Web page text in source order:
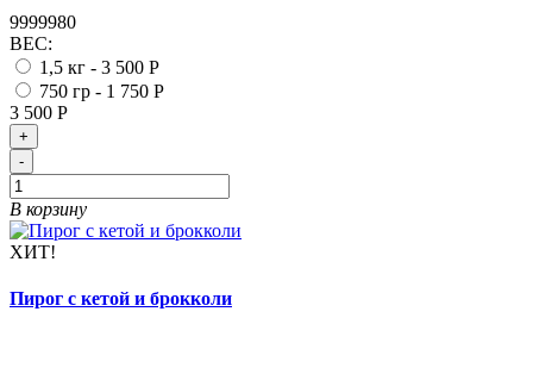
9999980
ВЕС:
1,5 кг - 3 500 Р
750 гр - 1 750 Р
3 500 Р
+
-
В корзину
ХИТ!
Пирог с кетой и брокколи